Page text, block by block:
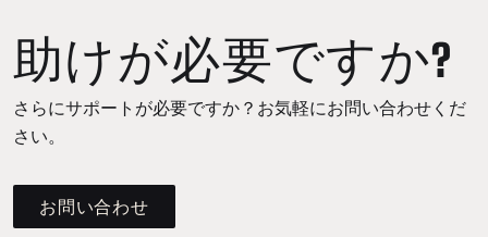
助けが必要ですか?
さらにサポートが必要ですか？お気軽にお問い合わせくだ
さい。
お問い合わせ